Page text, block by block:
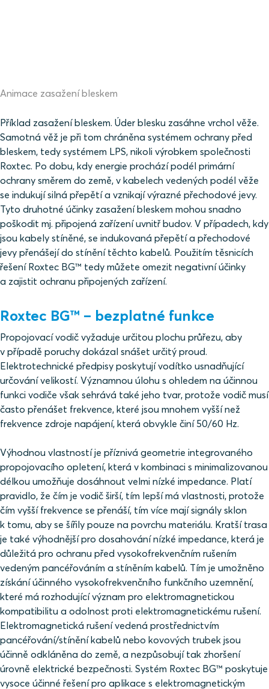
Animace zasažení bleskem
Příklad zasažení bleskem. Úder blesku zasáhne vrchol věže.
Samotná věž je při tom chráněna systémem ochrany před
bleskem, tedy systémem LPS, nikoli výrobkem společnosti
Roxtec. Po dobu, kdy energie prochází podél primární
ochrany směrem do země, v kabelech vedených podél věže
se indukují silná přepětí a vznikají výrazné přechodové jevy.
Tyto druhotné účinky zasažení bleskem mohou snadno
poškodit mj. připojená zařízení uvnitř budov. V případech, kdy
jsou kabely stíněné, se indukovaná přepětí a přechodové
jevy přenášejí do stínění těchto kabelů. Použitím těsnicích
řešení Roxtec BG™ tedy můžete omezit negativní účinky
a zajistit ochranu připojených zařízení.
Roxtec BG™ – bezplatné funkce
Propojovací vodič vyžaduje určitou plochu průřezu, aby
v případě poruchy dokázal snášet určitý proud.
Elektrotechnické předpisy poskytují vodítko usnadňující
určování velikostí. Významnou úlohu s ohledem na účinnou
funkci vodiče však sehrává také jeho tvar, protože vodič musí
často přenášet frekvence, které jsou mnohem vyšší než
frekvence zdroje napájení, která obvykle činí 50/60 Hz.
Výhodnou vlastností je příznivá geometrie integrovaného
propojovacího opletení, která v kombinaci s minimalizovanou
délkou umožňuje dosáhnout velmi nízké impedance. Platí
pravidlo, že čím je vodič širší, tím lepší má vlastnosti, protože
čím vyšší frekvence se přenáší, tím více mají signály sklon
k tomu, aby se šířily pouze na povrchu materiálu. Kratší trasa
je také výhodnější pro dosahování nízké impedance, která je
důležitá pro ochranu před vysokofrekvenčním rušením
vedeným pancéřováním a stíněním kabelů. Tím je umožněno
získání účinného vysokofrekvenčního funkčního uzemnění,
které má rozhodující význam pro elektromagnetickou
kompatibilitu a odolnost proti elektromagnetickému rušení.
Elektromagnetická rušení vedená prostřednictvím
pancéřování/stínění kabelů nebo kovových trubek jsou
účinně odkláněna do země, a nezpůsobují tak zhoršení
úrovně elektrické bezpečnosti. Systém Roxtec BG™ poskytuje
vysoce účinné řešení pro aplikace s elektromagnetickým